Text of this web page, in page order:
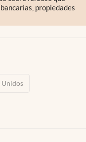
propiedades
Unidos